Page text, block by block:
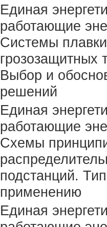
Единая
работающие
Системы
грозозащитных
Выбор и
решений
Единая
работающие
Схемы
подстанций.
применению
Единая